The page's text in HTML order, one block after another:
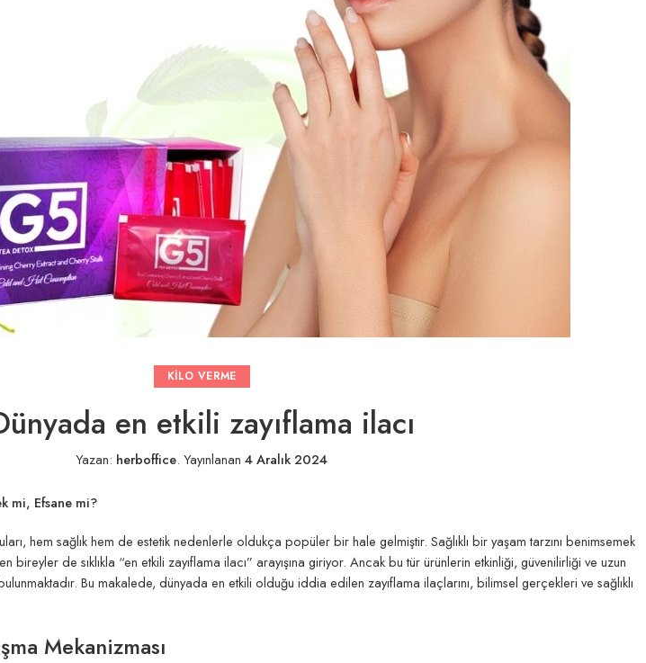
KILO VERME
en etkili zayıflama ilacı
Yazan: herboffice. Yayınlanan 4 Aralık 2024
mi, Efsane mi?
hem sağlık hem de estetik nedenlerle oldukça popüler bir hale gelmiştir. Sağlıklı bir yaşam tarzını benimsemek
bireyler de sıklıkla “en etkili zayıflama ilacı” arayışına giriyor. Ancak bu tür ürünlerin etkinliği, güvenilirliği ve uzun
Bu makalede, dünyada en etkili olduğu iddia edilen zayıflama ilaçlarını, bilimsel gerçekleri ve sağlıklı
Mekanizması